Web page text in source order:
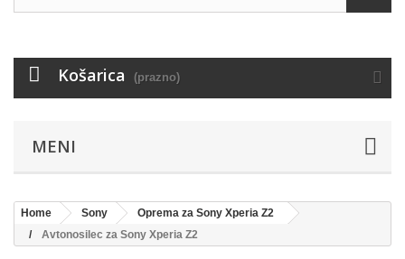
Košarica (prazno)
MENI
Home Sony
Oprema za Sony Xperia Z2
Avtonosilec za Sony Xperia Z2